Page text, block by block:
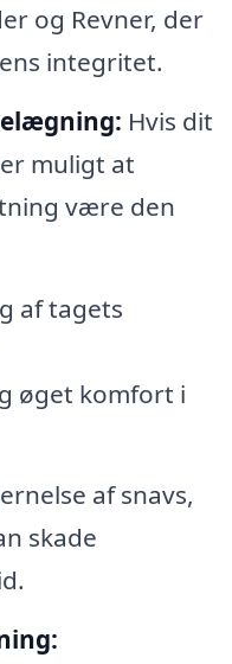
og Revner, der
integritet.
Hvis dit
muligt at
være den
af tagets
øget komfort i
af snavs,
skade